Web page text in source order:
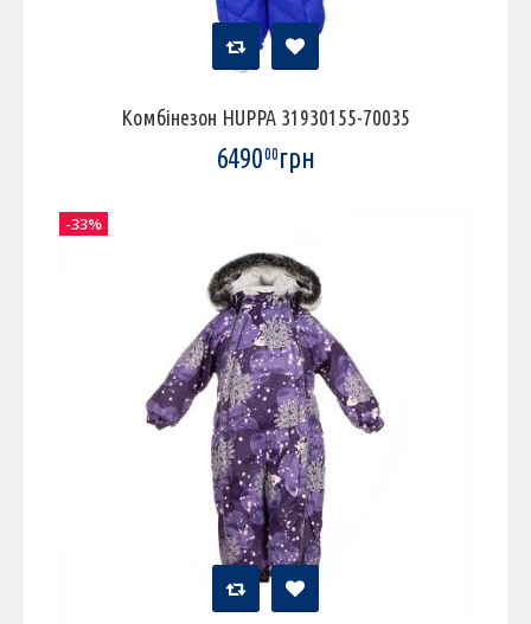
Комбінезон HUPPA 31930155-70035
649000грн
-33%